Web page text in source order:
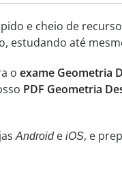
e cheio de
até
o exame Geometria
PDF Geometria
Androide iOS, e